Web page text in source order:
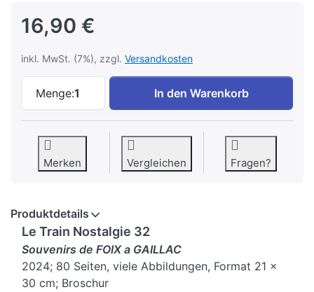
16,90 €
inkl. MwSt. (7%), zzgl. Versandkosten
Menge:1
Le Train Nostalgie 32 zu 16,90 €, Menge
In den Warenkorb
Merken Vergleichen Fragen?
Produktdetails
Le Train Nostalgie 32
Souvenirs de FOIX a GAILLAC
2024; 80 Seiten, viele Abbildungen, Format 21 x
30 cm; Broschur